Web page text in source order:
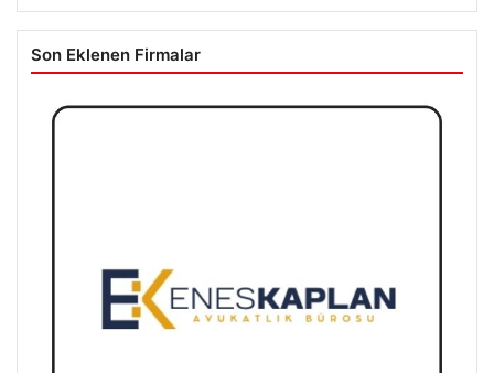
Son Eklenen Firmalar